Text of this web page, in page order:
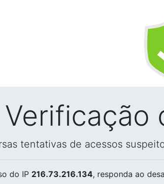
Verificação
tentativas de acessos
do IP 216.73.216.134, responda ao